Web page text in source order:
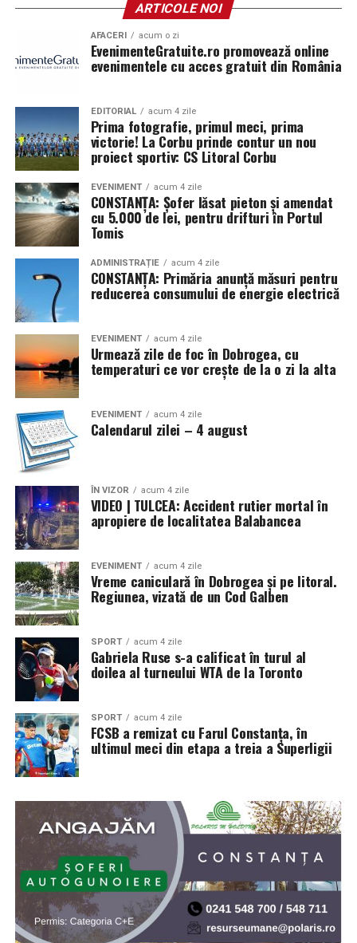
ARTICOLE NOI
AFACERI acum o zi
EvenimenteGratuite.ro promovează online
evenimentele cu acces gratuit din România
EDITORIAL acum 4 zile
Prima fotografie, primul meci, prima
victorie! La Corbu prinde contur un nou
proiect sportiv: CS Litoral Corbu
EVENIMENT acum 4 zile
CONSTANȚA: Șofer lăsat pieton și amendat
cu 5.000 de lei, pentru drifturi în Portul
Tomis
ADMINISTRAȚIE acum 4 zile
CONSTANȚA: Primăria anunță măsuri pentru
reducerea consumului de energie electrică
EVENIMENT acum 4 zile
Urmează zile de foc în Dobrogea, cu
temperaturi ce vor crește de la o zi la alta
EVENIMENT acum 4 zile
Calendarul zilei – 4 august
ÎN VIZOR acum 4 zile
VIDEO | TULCEA: Accident rutier mortal în
apropiere de localitatea Balabancea
EVENIMENT acum 4 zile
Vreme caniculară în Dobrogea și pe litoral.
Regiunea, vizată de un Cod Galben
SPORT acum 4 zile
Gabriela Ruse s-a calificat în turul al
doilea al turneului WTA de la Toronto
SPORT acum 4 zile
FCSB a remizat cu Farul Constanța, în
ultimul meci din etapa a treia a Superligii